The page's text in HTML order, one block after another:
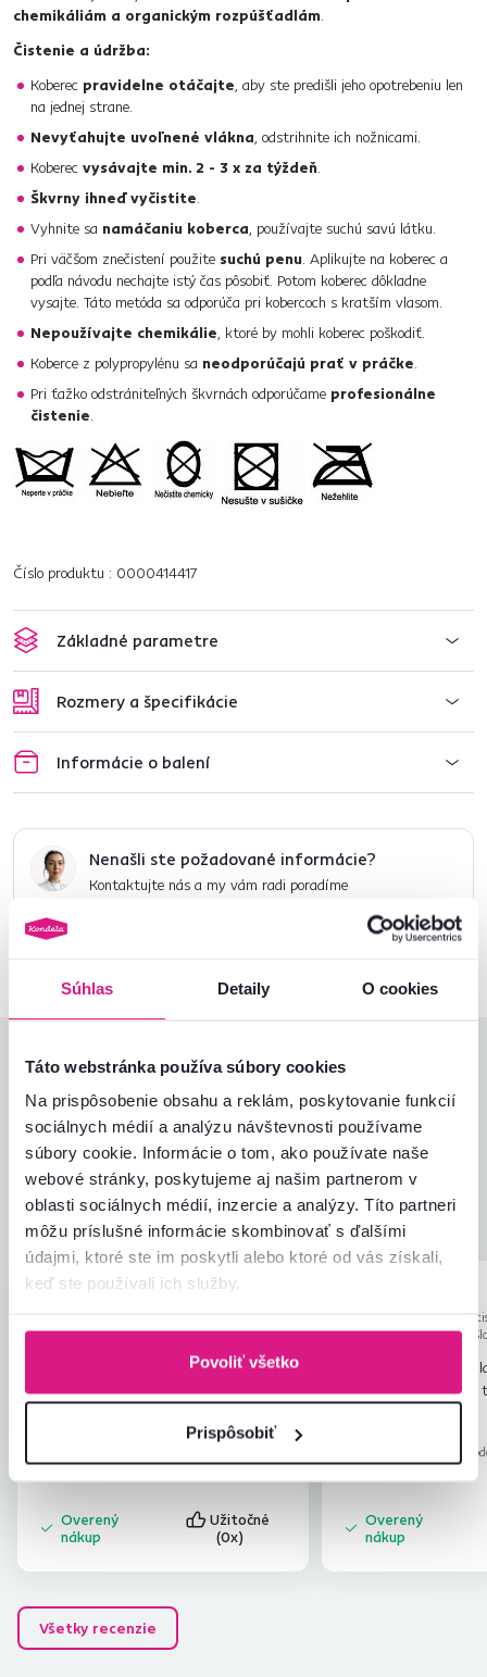
Súhlas Detaily O cookies
Táto webstránka používa súbory cookies
Na prispôsobenie obsahu a reklám, poskytovanie funkcií
sociálnych médií a analýzu návštevnosti používame
súbory cookie. Informácie o tom, ako používate naše
webové stránky, poskytujeme aj našim partnerom v
oblasti sociálnych médií, inzercie a analýzy. Títo partneri
môžu príslušné informácie skombinovať s ďalšími
údajmi, ktoré ste im poskytli alebo ktoré od vás získali,
keď ste používali ich služby.
Povoliť všetko
Prispôsobiť
chemikáliám a organickým rozpúšťadlám.
Čistenie a údržba:
Koberec pravidelne otáčajte, aby ste predišli jeho opotrebeniu len
na jednej strane.
Nevyťahujte uvoľnené vlákna, odstrihnite ich nožnicami.
Koberec vysávajte min. 2 - 3 x za týždeň.
Škvrny ihneď vyčistite.
Vyhnite sa namáčaniu koberca, používajte suchú savú látku.
Pri väčšom znečistení použite suchú penu. Aplikujte na koberec a
podľa návodu nechajte istý čas pôsobiť. Potom koberec dôkladne
vysajte. Táto metóda sa odporúča pri kobercoch s kratším vlasom.
Nepoužívajte chemikálie, ktoré by mohli koberec poškodiť.
Koberce z polypropylénu sa neodporúčajú prať v práčke.
Pri ťažko odstrániteľných škvrnách odporúčame profesionálne
čistenie.
Číslo produktu : 0000414417
Základné parametre
Rozmery a špecifikácie
Informácie o balení
Nenašli ste požadované informácie?
Kontaktujte nás a my vám radi poradíme
Spustiť chat
Hodnotenia produktu
4,9
14recenzií
Jednoduchosť montáže
5,0
Kvalita výrobku
4,8
Zodpovedá očakávaniam
4,8
Zabalenie výrobku
4,9
Pomer hodnoty a ceny
4,9
Annamária D.
Slovensko
Je to trochu tmavšia ako na obrázku,
ale je tak lepšie ☺️
Recenzia pre rovnaký model, avšak v inom
Overený
nákup
Užitočné
(0x)
28.7.2026,
Nové Mesto,
Koberec som
príliš riadne zabalený,
Na stránke bolo
exteriéru, ale skôr asi
uvidíme.
Recenzia pre rovnaký
Overený
nákup
Všetky recenzie